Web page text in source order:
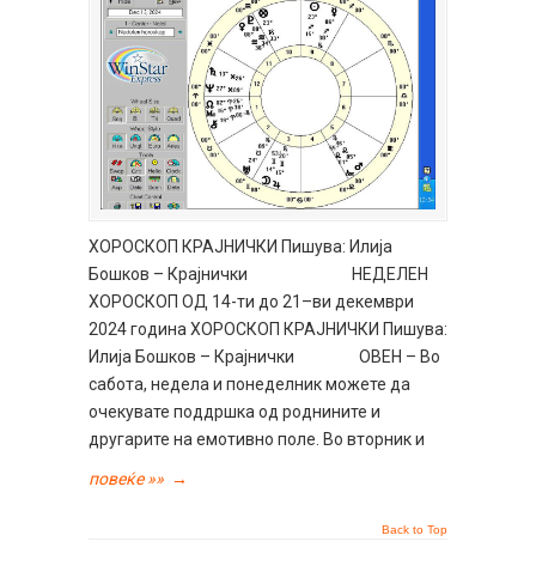
ХОРОСКОП КРАЈНИЧКИ Пишува: Илија
Бошков – Крајнички НЕДЕЛЕН
ХОРОСКОП ОД 14-ти до 21–ви декември
2024 година ХОРОСКОП КРАЈНИЧКИ Пишува:
Илија Бошков – Крајнички ОВЕН – Во
сабота, недела и понеделник можете да
очекувате поддршка од роднините и
другарите на емотивно поле. Во вторник и
повеќе »» →
Back to Top